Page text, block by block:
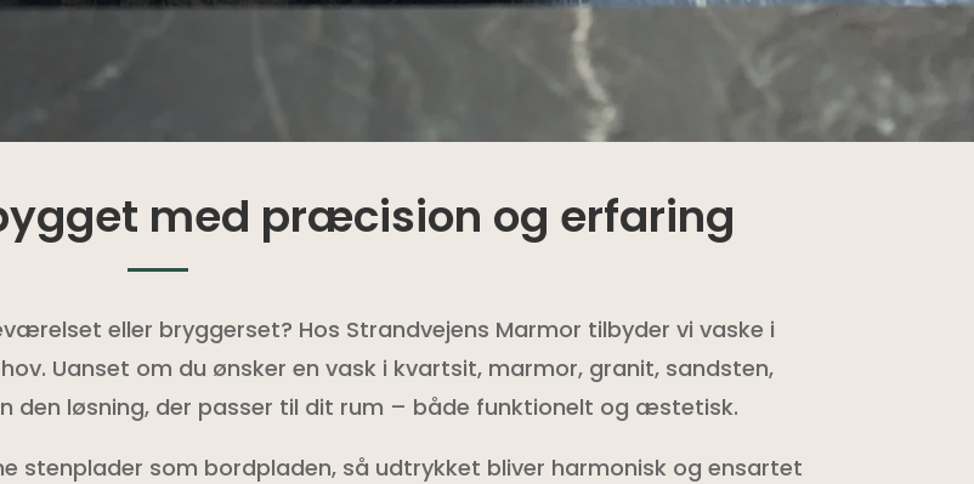
med præcision og erfaring
eller bryggerset? Hos Strandvejens Marmor tilbyder vi vaske i
Uanset om du ønsker en vask i kvartsit, marmor, granit, sandsten,
den løsning, der passer til dit rum – både funktionelt og æstetisk.
stenplader som bordpladen, så udtrykket bliver harmonisk og ensartet